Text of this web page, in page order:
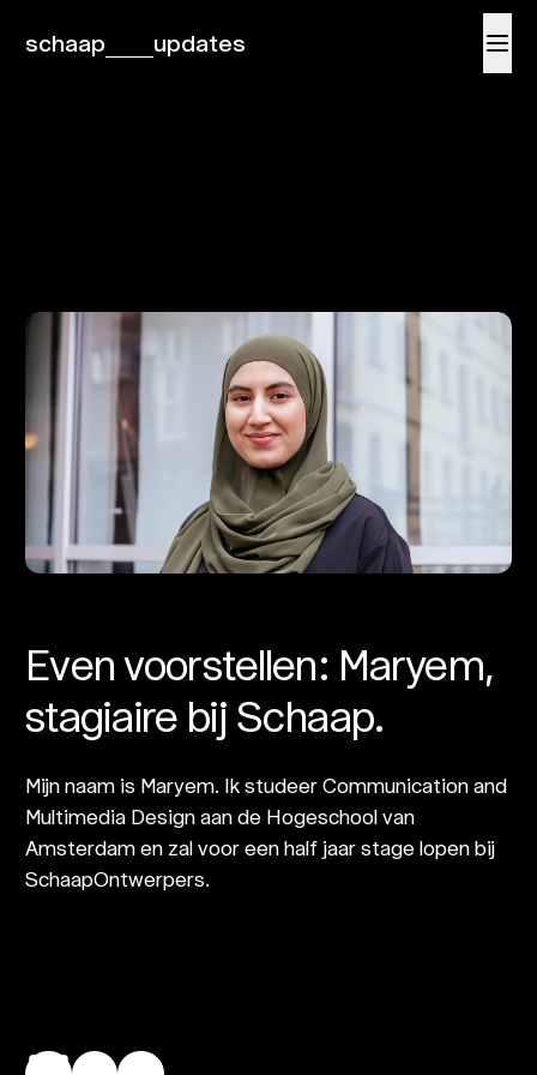
schaap updates
Even voorstellen: Maryem,
stagiaire bij Schaap.
Mijn naam is Maryem. Ik studeer Communication and
Multimedia Design aan de Hogeschool van
Amsterdam en zal voor een half jaar stage lopen bij
SchaapOntwerpers.